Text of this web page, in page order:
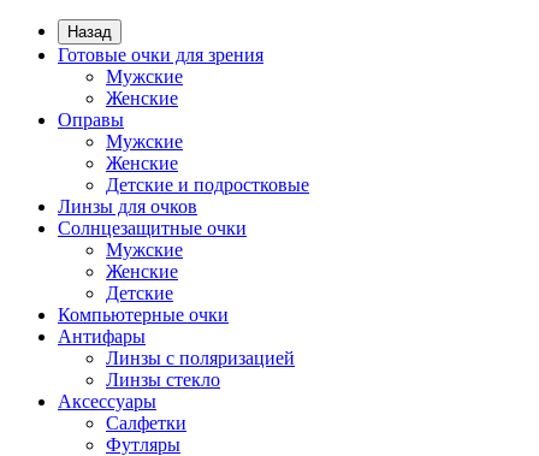
Назад
Готовые очки для зрения
Мужские
Женские
Оправы
Мужские
Женские
Детские и подростковые
Линзы для очков
Солнцезащитные очки
Мужские
Женские
Детские
Компьютерные очки
Антифары
Линзы с поляризацией
Линзы стекло
Аксессуары
Салфетки
Футляры